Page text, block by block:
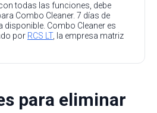
todas las funciones, debe
Combo Cleaner. 7 días de
disponible. Combo Cleaner es
por RCS LT, la empresa matriz
para eliminar